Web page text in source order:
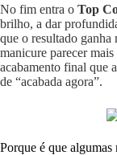
No fim entra o Top
brilho, a dar
que o resultado ganha
manicure parecer
acabamento final que
de “acabada agora”.
Porque é que